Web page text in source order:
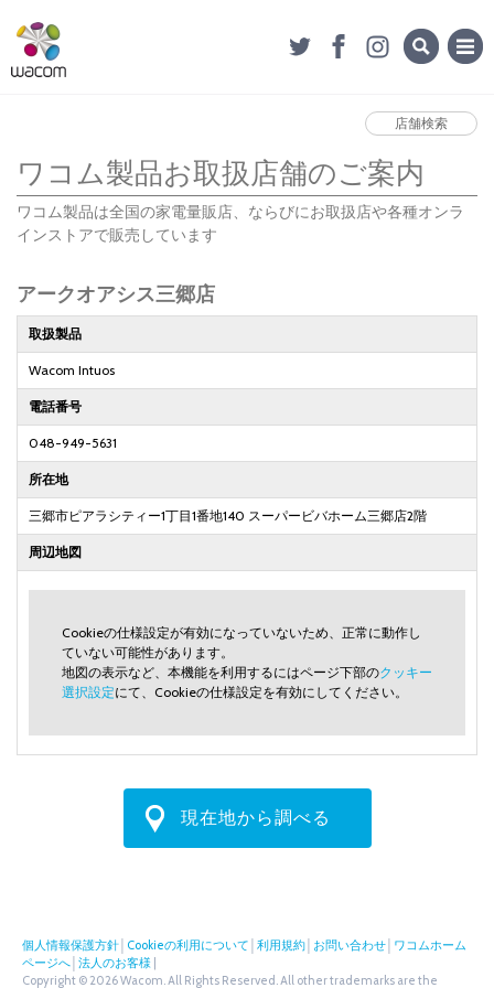
店舗検索
ワコム製品お取扱店舗のご案内
ワコム製品は全国の家電量販店、ならびにお取扱店や各種オンラ
インストアで販売しています
アークオアシス三郷店
取扱製品
Wacom Intuos
電話番号
048-949-5631
所在地
三郷市ピアラシティー1丁目1番地140 スーパービバホーム三郷店2階
周辺地図
Cookieの仕様設定が有効になっていないため、正常に動作し
ていない可能性があります。
地図の表示など、本機能を利用するにはページ下部のクッキー
選択設定にて、Cookieの仕様設定を有効にしてください。
現在地から調べる
個人情報保護方針 Cookieの利用について 利用規約 お問い合わせ ワコムホーム
ページへ 法人のお客様
Copyright © 2026 Wacom. All Rights Reserved. All other trademarks are the